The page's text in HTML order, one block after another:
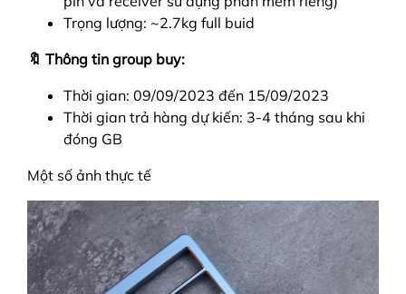
Trọng lượng: ~2.7kg full buid
🔖 Thông tin group buy:
Thời gian: 09/09/2023 đến 15/09/2023
Thời gian trả hàng dự kiến: 3-4 tháng sau khi
đóng GB
Một số ảnh thực tế